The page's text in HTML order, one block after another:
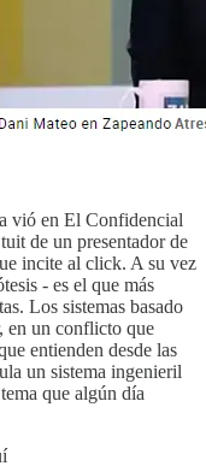
vió en El Confidencial
de un presentador de
incite al click. A su vez
- es el que más
Los sistemas basado
en un conflicto que
entienden desde las
un sistema ingenieril
que algún día